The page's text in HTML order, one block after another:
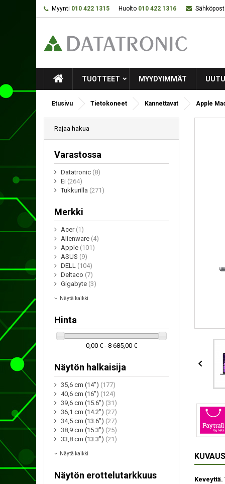
Myynti 010 422 1315 Huolto 010 422 1316
TUOTTEET MYYDYIMMÄT
Etusivu Tietokoneet Kannettavat Apple
Rajaa hakua
Varastossa
Datatronic (8)
Ei (264)
Tukkurilla (271)
Merkki
Acer (1)
Alienware (4)
Apple (101)
ASUS (9)
DELL (104)
Deltaco (7)
Gigabyte (3)
Näytä kaikki
Hinta
0,00 € - 8 685,00 €
Näytön halkaisija
35,6 cm (14") (177)
40,6 cm (16") (124)
39,6 cm (15.6") (31)
36,1 cm (14.2") (27)
34,5 cm (13.6") (27)
38,9 cm (15.3") (25)
33,8 cm (13.3") (21)
Näytä kaikki
Näytön erottelutarkkuus

KUVAUS